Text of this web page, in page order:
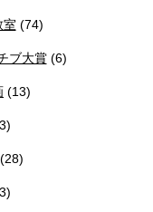
室 (74)
ブ大賞(6)
(13)